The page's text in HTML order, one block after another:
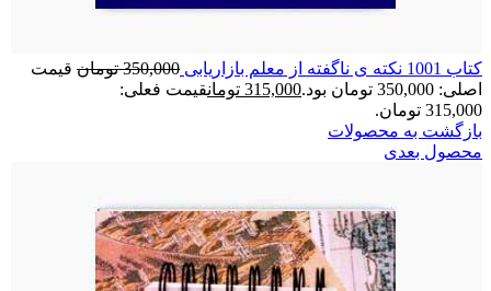
کتاب 1001 نکته ی ناگفته از معلم بازاریابی 350,000 تومان قیمت
اصلی: 350,000 تومان بود.
315,000 تومانقیمت فعلی:
315,000 تومان.
بازگشت به محصولات
محصول بعدی